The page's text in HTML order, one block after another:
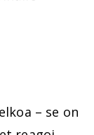
– se on